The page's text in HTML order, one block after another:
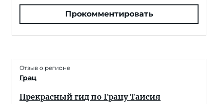
Прокомментировать
Отзыв о регионе
Грац
Прекрасный гид по Грацу Таисия